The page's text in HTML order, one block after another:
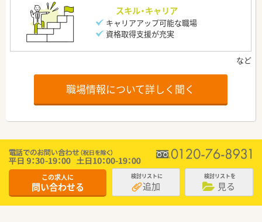
スキル・キャリア
キャリアアップ可能な職場
資格取得支援が充実
職場情報について詳しく聞く
この求人に
問い合わせる
検討リストに
追加
検討リストを
見る